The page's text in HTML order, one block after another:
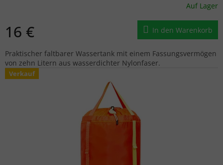
Auf Lager
16 € In den Warenkorb
Praktischer faltbarer Wassertank mit einem Fassungsvermögen
von zehn Litern aus wasserdichter Nylonfaser.
Verkauf